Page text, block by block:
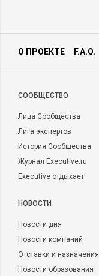
О ПРОЕКТЕ F.A.Q.
CООБЩЕСТВО
Лица Сообщества
Лига экспертов
История Сообщества
Журнал Executive.ru
Executive отдыхает
НОВОСТИ
Новости дня
Новости компаний
Отставки и назначения
Новости образования